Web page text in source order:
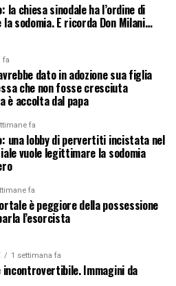
la chiesa sinodale ha l’ordine di
sodomia. E ricorda Don Milani…
fa
dato in adozione sua figlia
che non fosse cresciuta
è accolta dal papa
fa
una lobby di pervertiti incistata nel
vuole legittimare la sodomia
fa
è peggiore della possessione
l’esorcista
1 settimana fa
incontrovertibile. Immagini da